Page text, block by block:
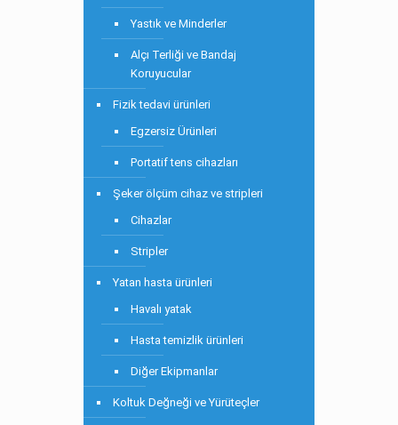
Yastık ve Minderler
Alçı Terliği ve Bandaj
Koruyucular
Fizik tedavi ürünleri
Egzersiz Ürünleri
Portatif tens cihazları
Şeker ölçüm cihaz ve stripleri
Cihazlar
Stripler
Yatan hasta ürünleri
Havalı yatak
Hasta temizlik ürünleri
Diğer Ekipmanlar
Koltuk Değneği ve Yürüteçler